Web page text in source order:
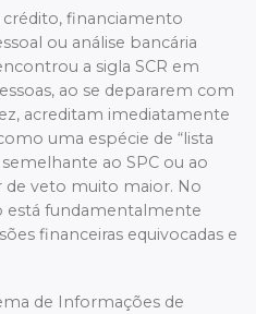
crédito, financiamento
ou análise bancária
a sigla SCR em
ao se depararem com
acreditam imediatamente
uma espécie de “lista
ao SPC ou ao
de veto muito maior. No
está fundamentalmente
financeiras equivocadas e
de Informações de